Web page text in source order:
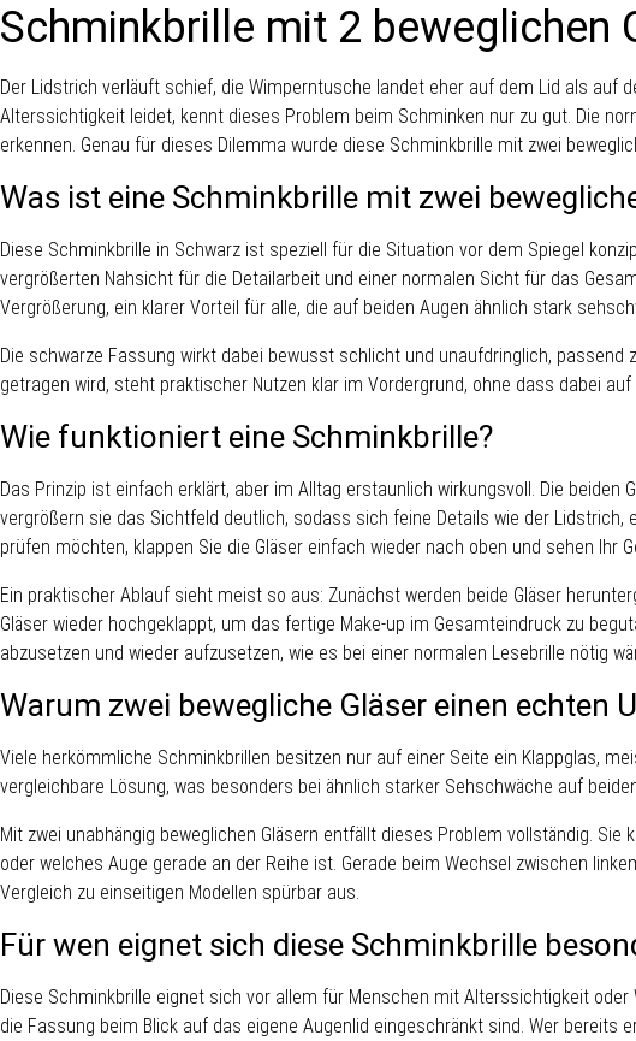
Schminkbrille mit 2 beweglichen
Der Lidstrich verläuft schief, die Wimperntusche landet eher auf dem Lid als
Alterssichtigkeit leidet, kennt dieses Problem beim Schminken nur zu gut. Die
erkennen. Genau für dieses Dilemma wurde diese Schminkbrille mit zwei
Was ist eine Schminkbrille mit zwei
Diese Schminkbrille in Schwarz ist speziell für die Situation vor dem Spiegel
vergrößerten Nahsicht für die Detailarbeit und einer normalen Sicht für das
Vergrößerung, ein klarer Vorteil für alle, die auf beiden Augen ähnlich stark
Die schwarze Fassung wirkt dabei bewusst schlicht und unaufdringlich,
getragen wird, steht praktischer Nutzen klar im Vordergrund, ohne dass dabei
Wie funktioniert eine Schminkbrille?
Das Prinzip ist einfach erklärt, aber im Alltag erstaunlich wirkungsvoll. Die
vergrößern sie das Sichtfeld deutlich, sodass sich feine Details wie der
prüfen möchten, klappen Sie die Gläser einfach wieder nach oben und sehen Ihr
Ein praktischer Ablauf sieht meist so aus: Zunächst werden beide Gläser
Gläser wieder hochgeklappt, um das fertige Make-up im Gesamteindruck zu
abzusetzen und wieder aufzusetzen, wie es bei einer normalen Lesebrille nötig
Warum zwei bewegliche Gläser einen echten
Viele herkömmliche Schminkbrillen besitzen nur auf einer Seite ein Klappglas,
vergleichbare Lösung, was besonders bei ähnlich starker Sehschwäche auf
Mit zwei unabhängig beweglichen Gläsern entfällt dieses Problem vollständig.
oder welches Auge gerade an der Reihe ist. Gerade beim Wechsel zwischen
Vergleich zu einseitigen Modellen spürbar aus.
Für wen eignet sich diese Schminkbrille
Diese Schminkbrille eignet sich vor allem für Menschen mit Alterssichtigkeit
die Fassung beim Blick auf das eigene Augenlid eingeschränkt sind. Wer